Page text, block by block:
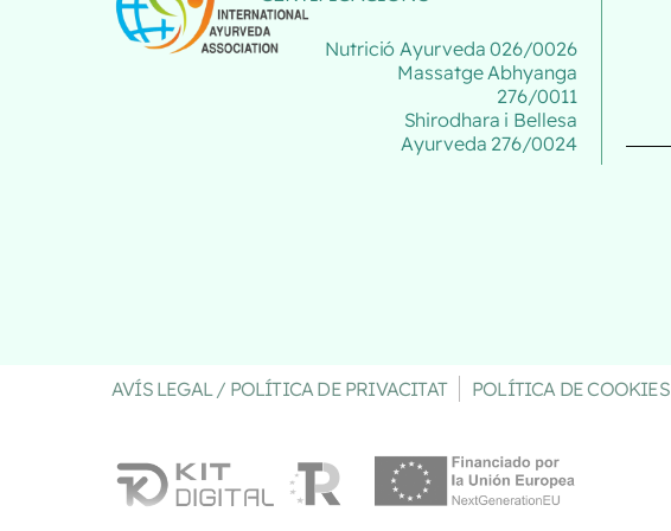
Nutrició Ayurveda 026/0026
Massatge Abhyanga
276/0011
Shirodhara i Bellesa
Ayurveda 276/0024
AVÍS LEGAL / POLÍTICA DE PRIVACITAT POLÍTICA DE COOKIES